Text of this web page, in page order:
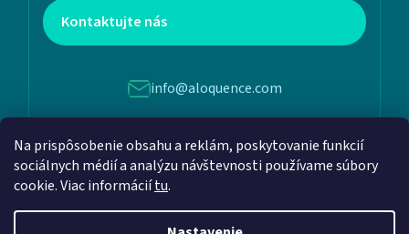
Na prispôsobenie obsahu a reklám, poskytovanie funkcií
sociálnych médií a analýzu návštevnosti používame súbory
cookie. Viac informáciítu.
Kontaktujte nás
info@aloquence.com
Martina Benku 6, 952 01, Vráble